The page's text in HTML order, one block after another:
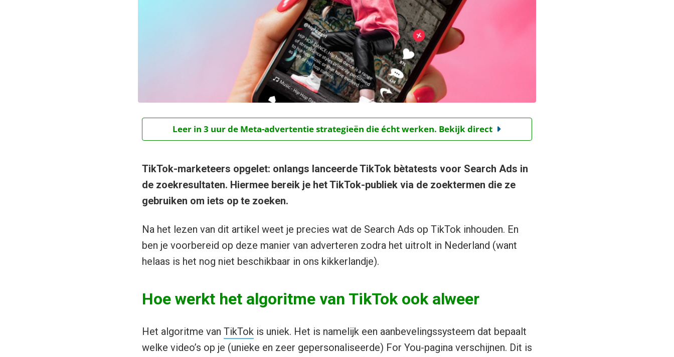
Leer in 3 uur de Meta-advertentie strategieën die écht werken. Bekijk direct
TikTok-marketeers opgelet: onlangs lanceerde TikTok bètatests voor Search Ads in
de zoekresultaten. Hiermee bereik je het TikTok-publiek via de zoektermen die ze
gebruiken om iets op te zoeken.
Na het lezen van dit artikel weet je precies wat de Search Ads op TikTok inhouden. En
ben je voorbereid op deze manier van adverteren zodra het uitrolt in Nederland (want
helaas is het nog niet beschikbaar in ons kikkerlandje).
Hoe werkt het algoritme van TikTok ook alweer
Het algoritme van TikTokis uniek. Het is namelijk een aanbevelingssysteem dat bepaalt
welke video’s op je (unieke en zeer gepersonaliseerde) For You-pagina verschijnen. Dit is